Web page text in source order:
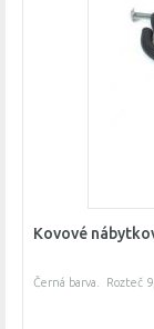
Kovové
Černá barva. Rozteč